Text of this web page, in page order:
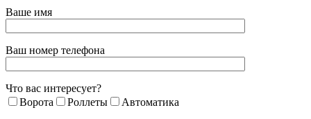
Ваше имя
Ваш номер телефона
Что вас интересует?
Ворота
Роллеты Автоматика